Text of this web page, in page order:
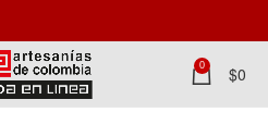
0 $0